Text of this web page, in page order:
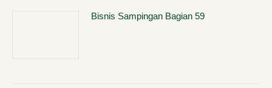
Bisnis Sampingan Bagian 59